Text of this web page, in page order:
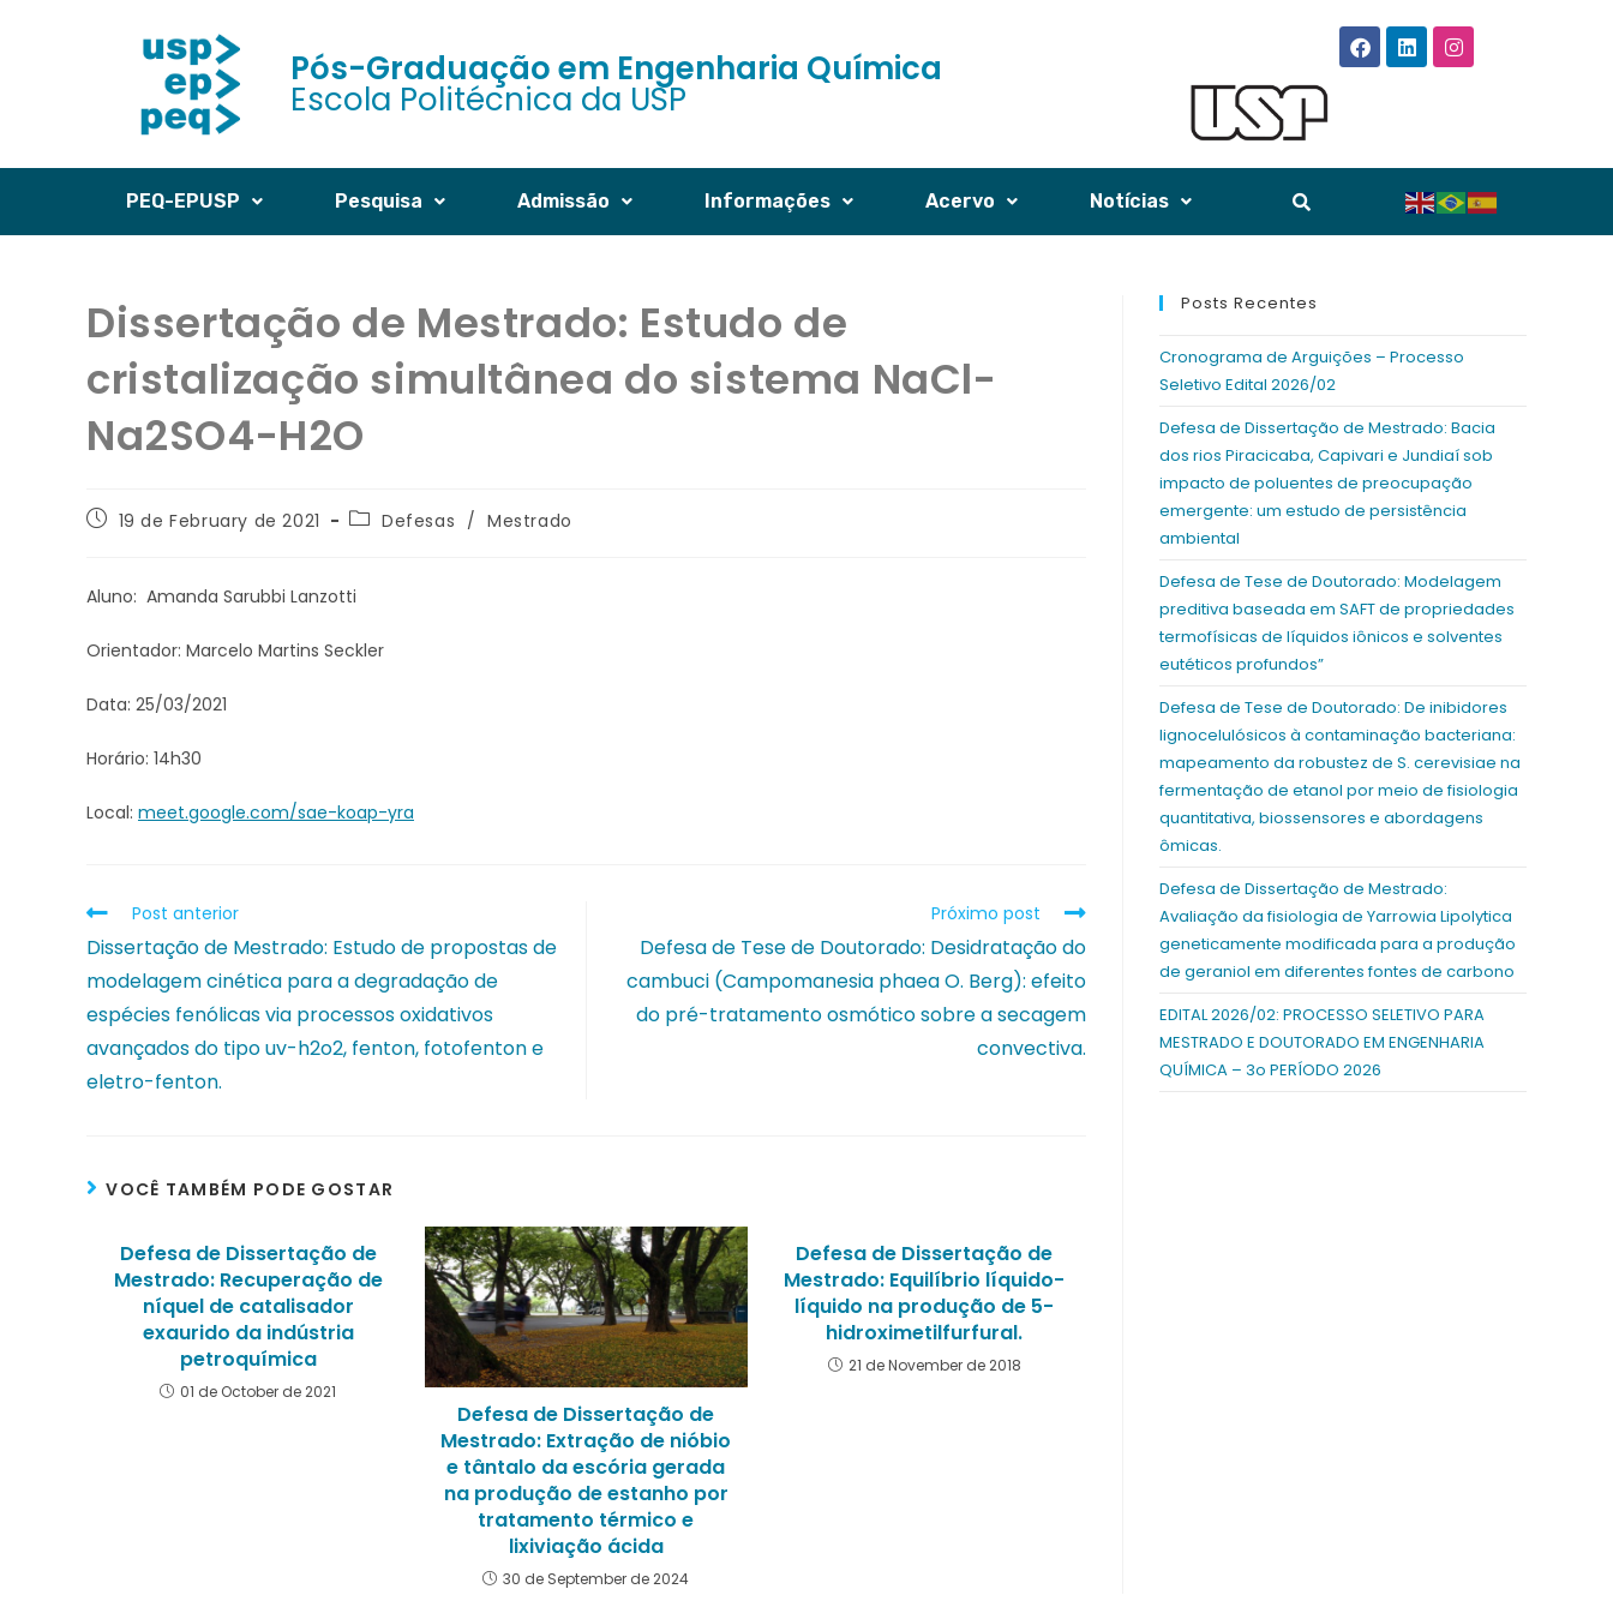
Pós-Graduação em Engenharia Química
Escola Politécnica da USP
PEQ-EPUSP Pesquisa Admissão Informações Acervo Notícias
Dissertação de Mestrado: Estudo de
cristalização simultânea do sistema NaCl-
Na2SO4-H2O
19 de February de 2021 Defesas / Mestrado
Aluno: Amanda Sarubbi Lanzotti
Orientador: Marcelo Martins Seckler
Data: 25/03/2021
Horário: 14h30
Local: meet.google.com/sae-koap-yra
Post anterior
Dissertação de Mestrado: Estudo de propostas de
modelagem cinética para a degradação de
espécies fenólicas via processos oxidativos
avançados do tipo uv-h2o2, fenton, fotofenton e
eletro-fenton.
Próximo post
Defesa de Tese de Doutorado: Desidratação do
cambuci (Campomanesia phaea O. Berg): efeito
do pré-tratamento osmótico sobre a secagem
convectiva.
VOCÊ TAMBÉM PODE GOSTAR
Defesa de Dissertação de
Mestrado: Recuperação de
níquel de catalisador
exaurido da indústria
petroquímica
01 de October de 2021
Defesa de Dissertação de
Mestrado: Extração de nióbio
e tântalo da escória gerada
na produção de estanho por
tratamento térmico e
lixiviação ácida
30 de September de 2024
Defesa de Dissertação de
Mestrado: Equilíbrio líquido-
líquido na produção de 5-
hidroximetilfurfural.
21 de November de 2018
Posts Recentes
Cronograma de Arguições – Processo
Seletivo Edital 2026/02
Defesa de Dissertação de Mestrado: Bacia
dos rios Piracicaba, Capivari e Jundiaí sob
impacto de poluentes de preocupação
emergente: um estudo de persistência
ambiental
Defesa de Tese de Doutorado: Modelagem
preditiva baseada em SAFT de propriedades
termofísicas de líquidos iônicos e solventes
eutéticos profundos”
Defesa de Tese de Doutorado: De inibidores
lignocelulósicos à contaminação bacteriana:
mapeamento da robustez de S. cerevisiae na
fermentação de etanol por meio de fisiologia
quantitativa, biossensores e abordagens
ômicas.
Defesa de Dissertação de Mestrado:
Avaliação da fisiologia de Yarrowia Lipolytica
geneticamente modificada para a produção
de geraniol em diferentes fontes de carbono
EDITAL 2026/02: PROCESSO SELETIVO PARA
MESTRADO E DOUTORADO EM ENGENHARIA
QUÍMICA – 3o PERÍODO 2026